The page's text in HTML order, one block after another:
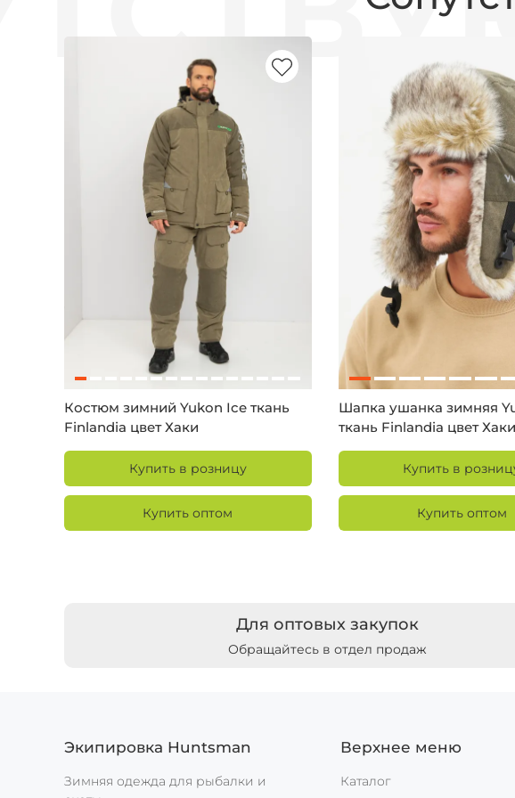
Костюм зимний Yukon Ice ткань
Finlandia цвет Хаки
Купить в розницу
Купить оптом
Шапка ушанка зимняя
ткань Finlandia цвет Хаки
Купить в
Купить оптом
Для оптовых закупок
Обращайтесь в отдел продаж
Экипировка Huntsman
Зимняя одежда для рыбалки и
Верхнее меню
Каталог